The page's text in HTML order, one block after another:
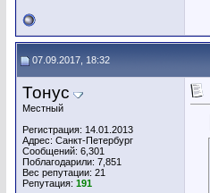
07.09.2017, 18:32
Тонус
Местный
Регистрация: 14.01.2013
Адрес: Санкт-Петербург
Сообщений: 6,301
Поблагодарили: 7,851
Вес репутации: 21
Репутация: 191